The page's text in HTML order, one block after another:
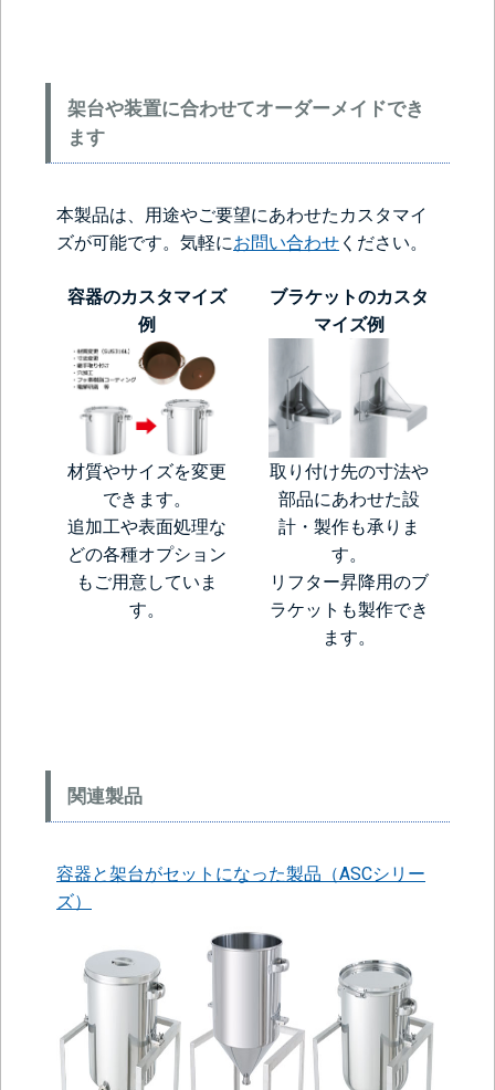
架台や装置に合わせてオーダーメイドでき
ます
本製品は、用途やご要望にあわせたカスタマイ
ズが可能です。気軽にお問い合わせ ください。
容器のカスタマイズ
例
材質やサイズを変更
できます。
追加工や表面処理な
どの各種オプション
もご用意していま
す。
ブラケットのカスタ
マイズ例
取り付け先の寸法や
部品にあわせた設
計・製作も承りま
す。
リフター昇降用のブ
ラケットも製作でき
ます。
関連製品
容器と架台がセットになった製品（ASCシリー
ズ）